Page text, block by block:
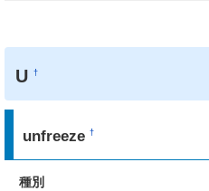
U†
unfreeze†
種別